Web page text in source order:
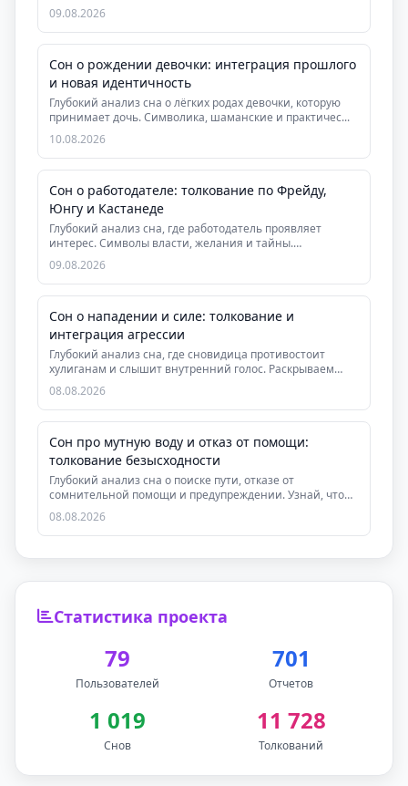
09.08.2026
Сон о рождении девочки: интеграция прошлого
и новая идентичность
Глубокий анализ сна о лёгких родах девочки, которую
принимает дочь. Символика, шаманские и практичес...
10.08.2026
Сон о работодателе: толкование по Фрейду,
Юнгу и Кастанеде
Глубокий анализ сна, где работодатель проявляет
интерес. Символы власти, желания и тайны.
Практическ...
09.08.2026
Сон о нападении и силе: толкование и
интеграция агрессии
Глубокий анализ сна, где сновидица противостоит
хулиганам и слышит внутренний голос. Раскрываем
знач...
08.08.2026
Сон про мутную воду и отказ от помощи:
толкование безысходности
Глубокий анализ сна о поиске пути, отказе от
сомнительной помощи и предупреждении. Узнай, что
символ...
08.08.2026
Статистика проекта
79
Пользователей
701
Отчетов
1 019
Снов
11 728
Толкований